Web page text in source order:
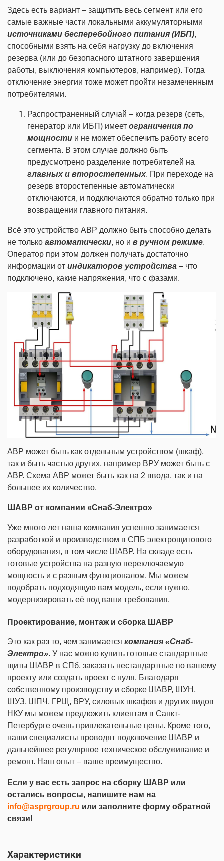
Здесь есть вариант – защитить весь сегмент или его
самые важные части локальными аккумуляторными
источниками бесперебойного питания (ИБП),
способными взять на себя нагрузку до включения
резерва (или до безопасного штатного завершения
работы, выключения компьютеров, например). Тогда
отключение энергии тоже может пройти незамеченным
потребителями.
Распространенный случай – когда резерв (сеть,
генератор или ИБП) имеет ограничения по
мощности и не может обеспечить работу всего
сегмента. В этом случае должно быть
предусмотрено разделение потребителей на
главных и второстепенных. При переходе на
резерв второстепенные автоматически
отключаются, и подключаются обратно только при
возвращении главного питания.
Всё это устройство АВР должно быть способно делать
не только автоматически, но и в ручном режиме.
Оператор при этом должен получать достаточно
информации от индикаторов устройства – что
подключено, какие напряжения, что с фазами.
АВР может быть как отдельным устройством (шкаф),
так и быть частью других, например ВРУ может быть с
АВР. Схема АВР может быть как на 2 ввода, так и на
большее их количество.
ШАВР от компании «Снаб-Электро»
Уже много лет наша компания успешно занимается
разработкой и производством в СПБ электрощитового
оборудования, в том числе ШАВР. На складе есть
готовые устройства на разную переключаемую
мощность и с разным функционалом. Мы можем
подобрать подходящую вам модель, если нужно,
модернизировать её под ваши требования.
Проектирование, монтаж и сборка ШАВР
Это как раз то, чем занимается компания «Снаб-
Электро». У нас можно купить готовые стандартные
щиты ШАВР в СПб, заказать нестандартные по вашему
проекту или создать проект с нуля. Благодаря
собственному производству и сборке ШАВР, ШУН,
ШУЗ, ШПЧ, ГРЩ, ВРУ, силовых шкафов и других видов
НКУ мы можем предложить клиентам в Санкт-
Петербурге очень привлекательные цены. Кроме того,
наши специалисты проводят подключение ШАВР и
дальнейшее регулярное техническое обслуживание и
ремонт. Наш опыт – ваше преимущество.
Если у вас есть запрос на сборку ШАВР или
остались вопросы, напишите нам на
info@asprgroup.ru или заполните форму обратной
связи!
Характеристики